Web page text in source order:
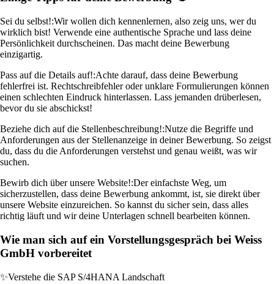
Sei du selbst!:Wir wollen dich kennenlernen, also zeig uns, wer du
wirklich bist! Verwende eine authentische Sprache und lass deine
Persönlichkeit durchscheinen. Das macht deine Bewerbung
einzigartig.
Pass auf die Details auf!:Achte darauf, dass deine Bewerbung
fehlerfrei ist. Rechtschreibfehler oder unklare Formulierungen können
einen schlechten Eindruck hinterlassen. Lass jemanden drüberlesen,
bevor du sie abschickst!
Beziehe dich auf die Stellenbeschreibung!:Nutze die Begriffe und
Anforderungen aus der Stellenanzeige in deiner Bewerbung. So zeigst
du, dass du die Anforderungen verstehst und genau weißt, was wir
suchen.
Bewirb dich über unsere Website!:Der einfachste Weg, um
sicherzustellen, dass deine Bewerbung ankommt, ist, sie direkt über
unsere Website einzureichen. So kannst du sicher sein, dass alles
richtig läuft und wir deine Unterlagen schnell bearbeiten können.
Wie man sich auf ein Vorstellungsgespräch bei Weiss
GmbH vorbereitet
✨Verstehe die SAP S/4HANA Landschaft